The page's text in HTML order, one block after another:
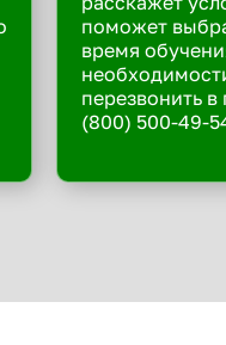
поможет
время
перезвонить
(800) 500-49-